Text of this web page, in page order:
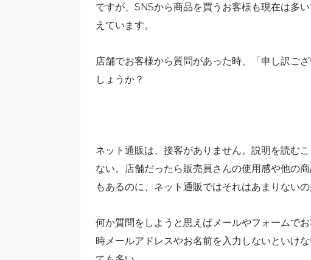
ですが、SNSから商品を買うお客様も現在は多
えています。
店舗でお客様から質問があった時、「申し訳ご
しょうか？
ネット通販は、接客がありません。説明を読む
ない。店舗だったら販売員さんの使用感や他の
もあるのに、ネット通販ではそれはあまりないの
何か質問をしようと思えばメールやフォームで
時メールアドレスやお名前を入力しないといけ